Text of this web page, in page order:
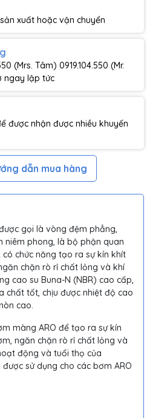
xuất hoặc vận chuyển
(Mrs. Tâm) 0919.104.550 (Mr.
ngay lập tức
được nhận được nhiều khuyến
dẫn mua hàng
gọi là vòng đệm phẳng,
phong, là bộ phận quan
chức năng tạo ra sự kín khít
chặn rò rỉ chất lỏng và khí
cao su Buna-N (NBR) cao cấp,
chất tốt, chịu được nhiệt độ cao
cao.
màng ARO để tạo ra sự kín
ngăn chặn rò rỉ chất lỏng và
động và tuổi thọ của
sử dụng cho các bơm ARO